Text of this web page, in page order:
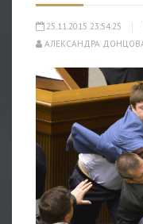
25.11.2015 23:54:25
АЛЕКСАНДРА